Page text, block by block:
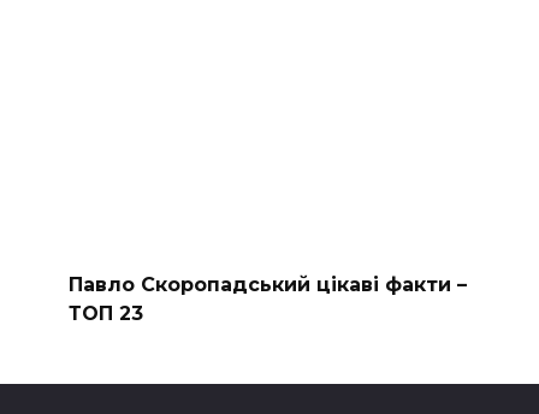
Павло Скоропадський цікаві факти –
ТОП 23